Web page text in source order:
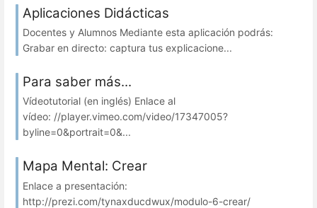
Aplicaciones Didácticas
Docentes y Alumnos Mediante esta aplicación podrás:
Grabar en directo: captura tus explicacione...
Para saber más...
Vídeotutorial (en inglés) Enlace al
vídeo: //player.vimeo.com/video/17347005?
byline=0&portrait=0&...
Mapa Mental: Crear
Enlace a presentación:
http://prezi.com/tynaxducdwux/modulo-6-crear/